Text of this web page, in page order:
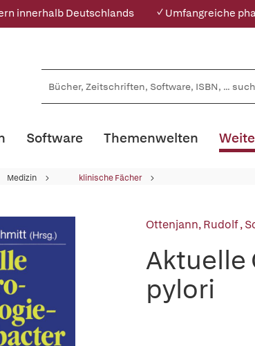
innerhalb Deutschlands ✓ Umfangreiche
Software Themenwelten
Medizin klinische Fächer
Ottenjann, Rudolf,
Aktuelle
pylori